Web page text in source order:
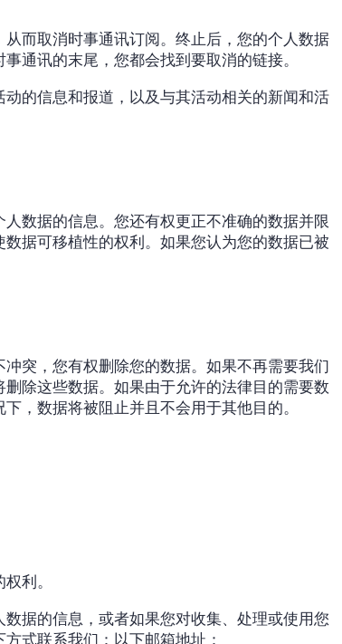
而取消时事通讯订阅。终止后，您的个人数据
通讯的末尾，您都会找到要取消的链接。
的信息和报道，以及与其活动相关的新闻和活
数据的信息。您还有权更正不准确的数据并限
据可移植性的权利。如果您认为您的数据已被
突，您有权删除您的数据。如果不再需要我们
除这些数据。如果由于允许的法律目的需要数
，数据将被阻止并且不会用于其他目的。
利。
据的信息，或者如果您对收集、处理或使用您
式联系我们：以下邮箱地址：